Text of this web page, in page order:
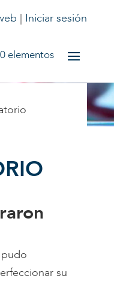
| Iniciar sesión
0 elementos
su